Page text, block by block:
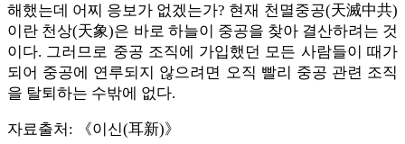
해했는데 어찌 응보가 없겠는가? 현재 천멸중공(天滅中共)
이란 천상(天象)은 바로 하늘이 중공을 찾아 결산하려는 것
이다. 그러므로 중공 조직에 가입했던 모든 사람들이 때가
되어 중공에 연루되지 않으려면 오직 빨리 중공 관련 조직
을 탈퇴하는 수밖에 없다.
자료출처: 《이신(耳新)》